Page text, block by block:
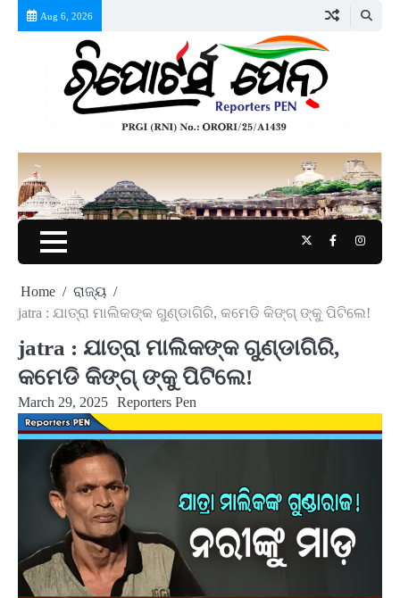
Aug 6, 2026
TwitterFacebook
Home
ରାଜ୍ୟ
jatra : ଯାତ୍ରା ମାଲିକଙ୍କ ଗୁଣ୍ଡାଗିରି, କମେଡି କିଙ୍ଗ୍ ଙ୍କୁ ପିଟିଲେ!
jatra : ଯାତ୍ରା ମାଲିକଙ୍କ ଗୁଣ୍ଡାଗିରି,
କମେଡି କିଙ୍ଗ୍ ଙ୍କୁ ପିଟିଲେ!
March 29, 2025 Reporters Pen